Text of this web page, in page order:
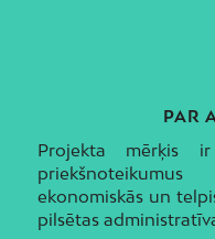
PAR
Projekta mērķis
ekonomiskās un
pilsētas